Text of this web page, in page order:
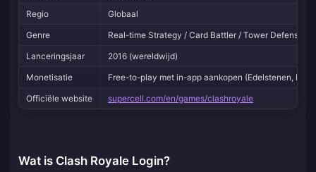
Regio
Globaal
Genre
Real-time Strategy / Card Battler / Tower Defense
Lanceringsjaar
2016 (wereldwijd)
Monetisatie
Free-to-play met in-app aankopen (Edelstenen,
Officiële website
supercell.com/en/games/clashroyale
Wat is Clash Royale Login?